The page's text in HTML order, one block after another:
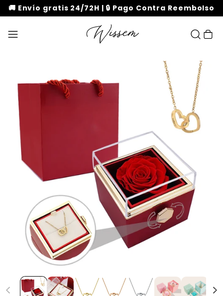
🚚 Envío gratis 24/72H | 🔒 Pago Contra Reembolso
Carrito